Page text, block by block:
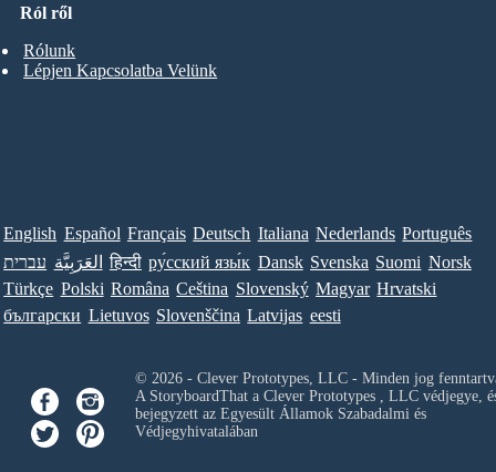
Ról ről
Rólunk
Lépjen Kapcsolatba Velünk
English Español Français Deutsch Italiana Nederlands Português
עברית العَرَبِيَّة हिन्दी ру́сский язы́к Dansk Svenska Suomi Norsk
Türkçe Polski Româna Ceština Slovenský Magyar Hrvatski
български Lietuvos Slovenščina Latvijas eesti
© 2026 - Clever Prototypes, LLC - Minden jog
A StoryboardThat a Clever Prototypes , LLCvédjegye,
bejegyzett az Egyesült Államok Szabadalmi és
Védjegyhivatalában